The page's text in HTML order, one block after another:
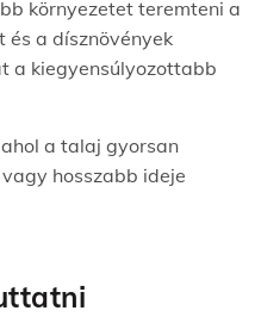
környezetet teremteni a
és a dísznövények
a kiegyensúlyozottabb
a talaj gyorsan
hosszabb ideje